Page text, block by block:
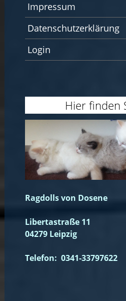
Impressum
Datenschutzerklärung
Login
Hier finden
Ragdolls von Dosene
Libertastraße 11
04279 Leipzig
Telefon: 0341-33797622